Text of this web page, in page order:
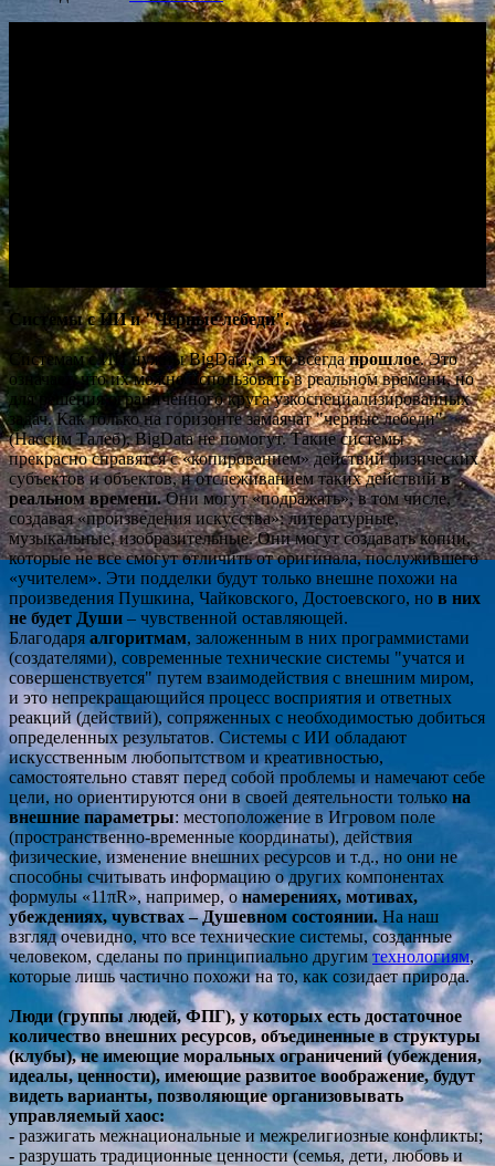
Системы с ИИ и "Черные лебеди".
Системам с ИИ нужны BigData, а это всегдапрошлое. Это
означает, что их можно использовать в реальном времени, но
для решения ограниченного круга узкоспециализированных
задач. Как только на горизонте замаячат "черные лебеди"
(Нассим Талеб), BigData не помогут. Такие системы
прекрасно справятся с «копированием» действий физических
субъектов и объектов, и отслеживанием таких действийв
реальном времени.Они могут «подражать», в том числе,
создавая «произведения искусства»: литературные,
музыкальные, изобразительные. Они могут создавать копии,
которые не все смогут отличить от оригинала, послужившего
«учителем». Эти подделки будут только внешне похожи на
произведения Пушкина, Чайковского, Достоевского, но в них
не будет Души – чувственной оставляющей.
Благодаря алгоритмам, заложенным в них программистами
(создателями), современные технические системы "учатся и
совершенствуется" путем взаимодействия с внешним миром,
и это непрекращающийся процесс восприятия и ответных
реакций (действий), сопряженных с необходимостью добиться
определенных результатов. Системы с ИИ обладают
искусственным любопытством и креативностью,
самостоятельно ставят перед собой проблемы и намечают себе
цели, но ориентируются они в своей деятельности только на
внешние параметры: местоположение в Игровом поле
(пространственно-временные координаты), действия
физические, изменение внешних ресурсов и т.д., но они не
способны считывать информацию о других компонентах
формулы «11πR», например, онамерениях, мотивах,
убеждениях, чувствах – Душевном состоянии. На наш
взгляд очевидно, что все технические системы, созданные
человеком, сделаны по принципиально другим технологиям,
которые лишь частично похожи на то, как созидает природа.
Люди (группы людей, ФПГ), у которых есть достаточное
количество внешних ресурсов, объединенные в структуры
(клубы), не имеющие моральных ограничений (убеждения,
идеалы, ценности), имеющие развитое воображение, будут
видеть варианты, позволяющие организовывать
управляемый хаос:
- разжигать межнациональные и межрелигиозные конфликты;
- разрушать традиционные ценности (семья, дети, любовь и